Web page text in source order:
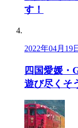
す！
2022年04月19
四国愛媛・
遊び尽くそ